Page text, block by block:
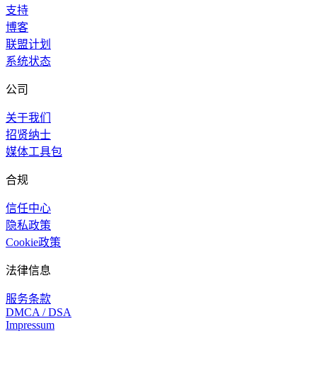
支持
博客
联盟计划
系统状态
公司
关于我们
招贤纳士
媒体工具包
合规
信任中心
隐私政策
Cookie政策
法律信息
服务条款
DMCA / DSA
Impressum